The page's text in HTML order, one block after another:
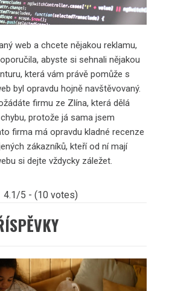
web a chcete nějakou reklamu,
abyste si sehnali nějakou
která vám právě pomůže s
byl opravdu hojně navštěvovaný.
firmu ze Zlína, která dělá
protože já sama jsem
firma má opravdu kladné recenze
zákazníků, kteří od ní mají
si dejte vždycky záležet.
4.1/5 - (10 votes)